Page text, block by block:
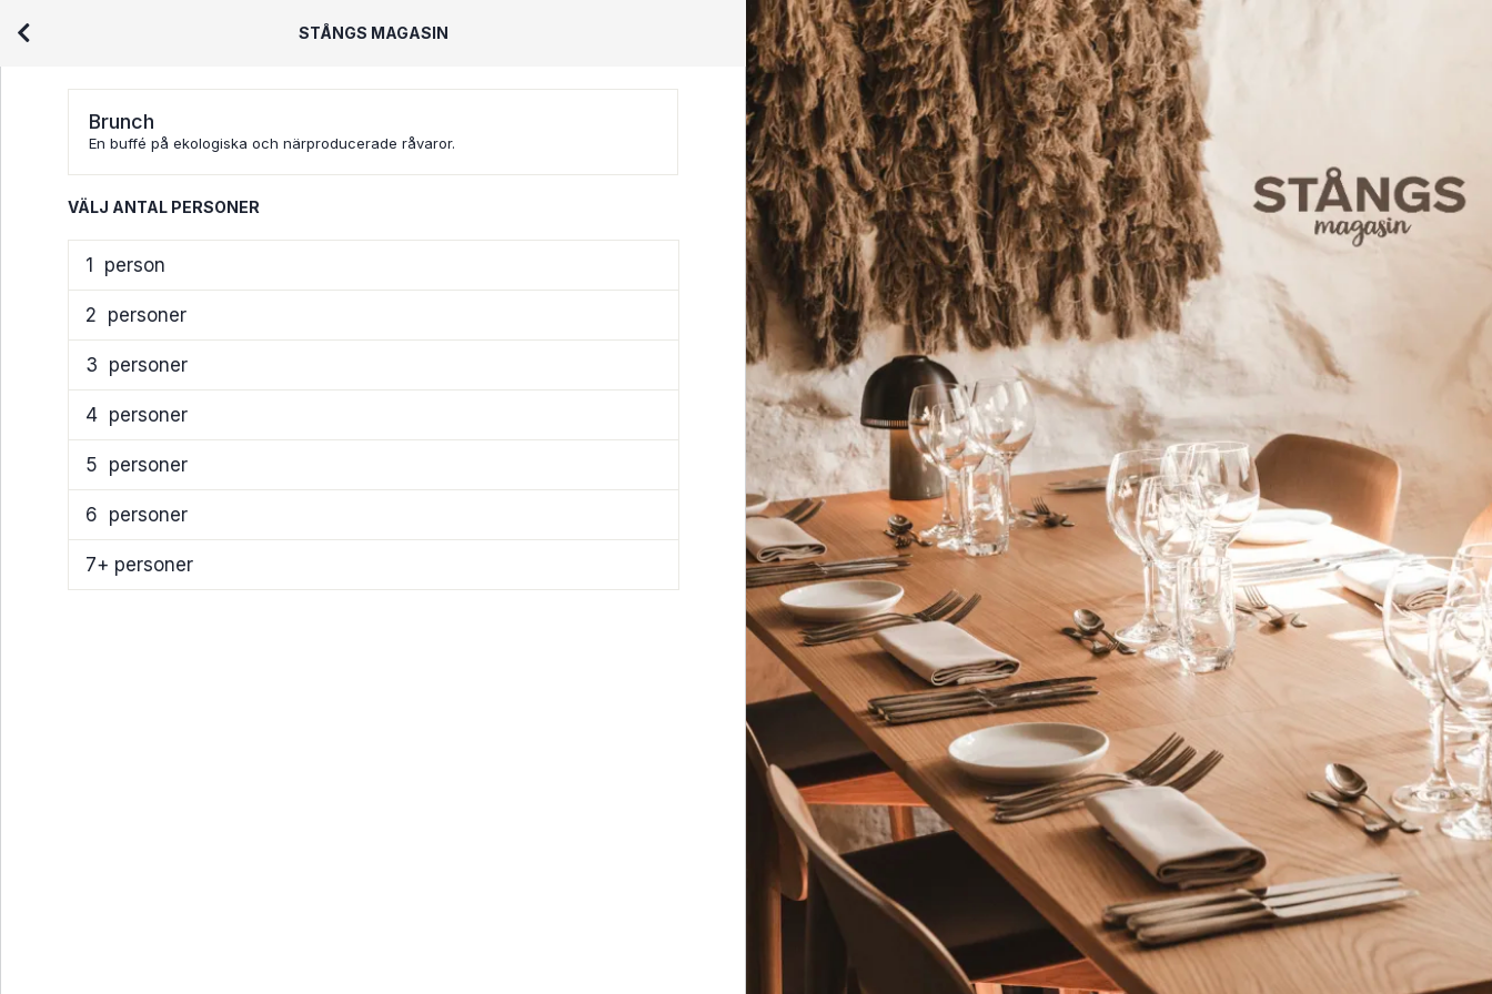
STÅNGS MAGASIN
Brunch
En buffé på ekologiska och närproducerade råvaror.
VÄLJ ANTAL PERSONER
1 person
2 personer
3 personer
4 personer
5 personer
6 personer
7+ personer